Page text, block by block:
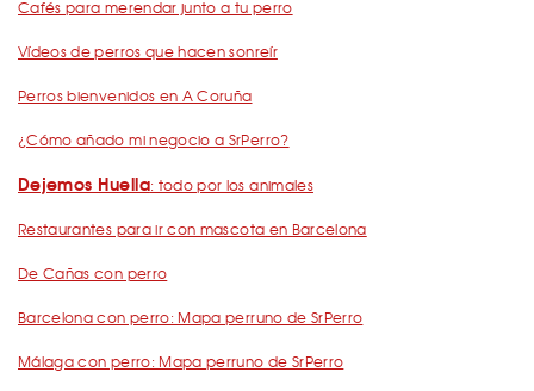
Cafés para merendar junto a tu perro
Vídeos de perros que hacen sonreír
Perros bienvenidos en A Coruña
¿Cómo añado mi negocio a SrPerro?
Dejemos Huella: todo por los animales
Restaurantes para ir con mascota en Barcelona
De Cañas con perro
Barcelona con perro: Mapa perruno de SrPerro
Málaga con perro: Mapa perruno de SrPerro